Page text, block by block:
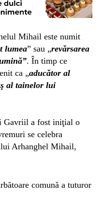
Mihail este numit
lumea” sau „revărsarea
. În timp ce
ca „aducător al
al tainelor lui
Gavriil a fost iniţial o
se celebra
Arhanghel Mihail,
comună a tuturor